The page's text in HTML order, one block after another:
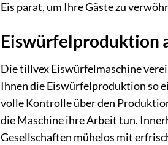
Eis parat, um Ihre Gäste zu
Eiswürfelproduktion
Die tillvex Eiswürfelmaschine
Ihnen die Eiswürfelproduktion so
volle Kontrolle über den
die Maschine ihre Arbeit tun.
Gesellschaften mühelos mit